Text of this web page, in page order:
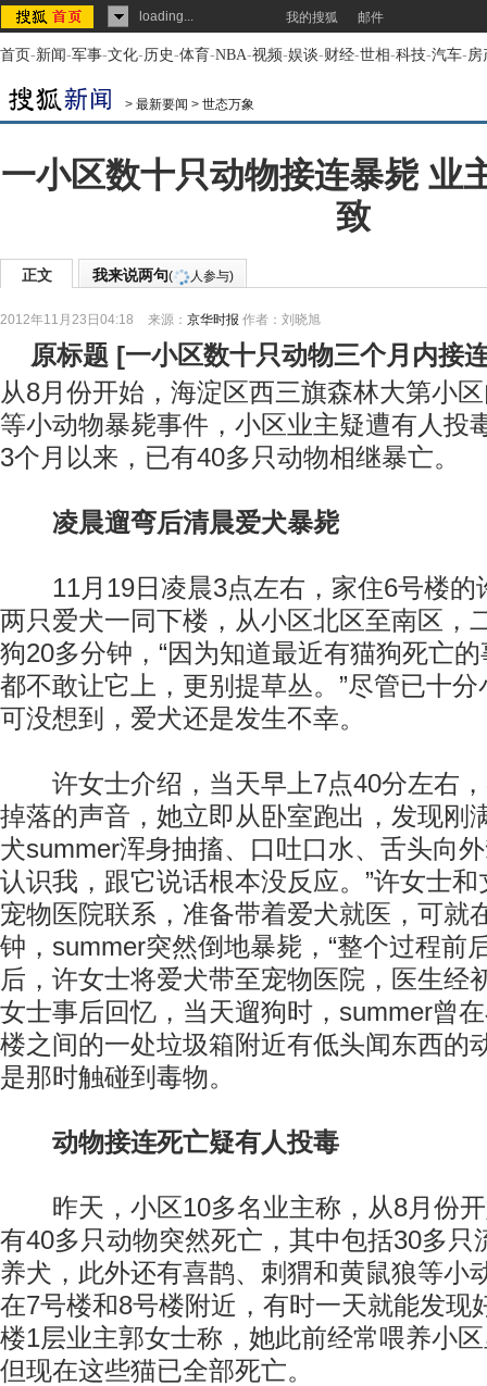
loading... 我的搜狐 邮件
首页-新闻-军事-文化-历史-体育-NBA-视频-娱谈-财经-世相-科技-汽车-房
> 最新要闻 > 世态万象
一小区数十只动物接连暴毙 业
致
正文 我来说两句( 人参与)
2012年11月23日04:18 来源： 京华时报 作者：刘晓旭
原标题 [一小区数十只动物三个月内接
从8月份开始，海淀区西三旗森林大第小
等小动物暴毙事件，小区业主疑遭有人投
3个月以来，已有40多只动物相继暴亡。
凌晨遛弯后清晨爱犬暴毙
11月19日凌晨3点左右，家住6号楼的
两只爱犬一同下楼，从小区北区至南区，
狗20多分钟，“因为知道最近有猫狗死亡
都不敢让它上，更别提草丛。”尽管已十
可没想到，爱犬还是发生不幸。
许女士介绍，当天早上7点40分左右，
掉落的声音，她立即从卧室跑出，发现刚
犬summer浑身抽搐、口吐口水、舌头向
认识我，跟它说话根本没反应。”许女士
宠物医院联系，准备带着爱犬就医，可就
钟，summer突然倒地暴毙，“整个过程前
后，许女士将爱犬带至宠物医院，医生经
女士事后回忆，当天遛狗时，summer曾
楼之间的一处垃圾箱附近有低头闻东西的
是那时触碰到毒物。
动物接连死亡疑有人投毒
昨天，小区10多名业主称，从8月份开
有40多只动物突然死亡，其中包括30多只
养犬，此外还有喜鹊、刺猬和黄鼠狼等小
在7号楼和8号楼附近，有时一天就能发现
楼1层业主郭女士称，她此前经常喂养小
但现在这些猫已全部死亡。